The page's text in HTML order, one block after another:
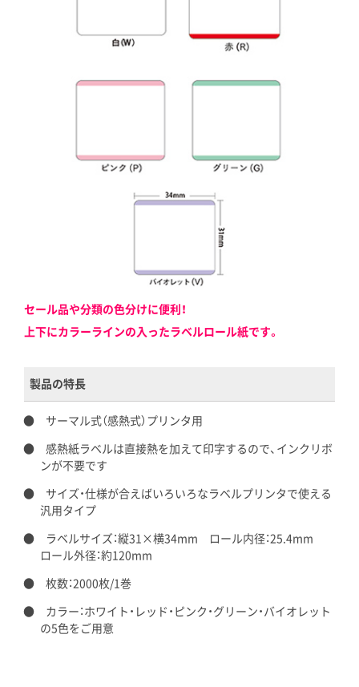
セール品や分類の色分けに便利！
上下にカラーラインの入ったラベルロール紙です。
製品の特長
サーマル式（感熱式）プリンタ用
感熱紙ラベルは直接熱を加えて印字するので、インクリボ
ンが不要です
サイズ・仕様が合えばいろいろなラベルプリンタで使える
汎用タイプ
ラベルサイズ：縦31×横34mm ロール内径：25.4mm
ロール外径：約120mm
枚数：2000枚/1巻
カラー：ホワイト・レッド・ピンク・グリーン・バイオレット
の5色をご用意